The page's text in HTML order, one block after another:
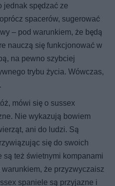
jednak spędzać ze
spacerów, sugerować
– pod warunkiem, że będą
nauczą się funkcjonować w
na pewno szybciej
trybu życia. Wówczas,
mówi się o sussex
Nie wykazują bowiem
ani do ludzi. Są
się do swoich
też świetnymi kompanami
że przyzwyczaisz
spaniele są przyjazne i